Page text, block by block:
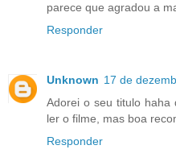
parece que agradou a
Responder
Unknown 17 de
Adorei o seu titulo
ler o filme, mas boa
Responder